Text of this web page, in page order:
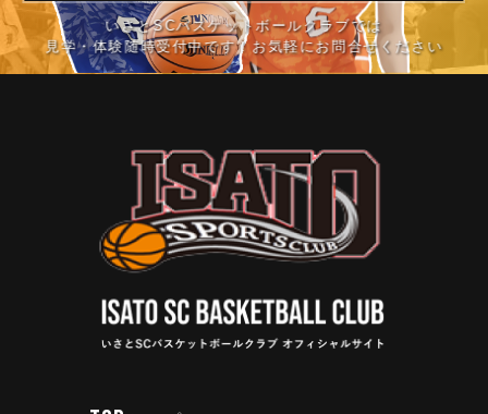
いさとSCバスケットボールクラブでは
見学・体験随時受付中です！お気軽にお問合せください